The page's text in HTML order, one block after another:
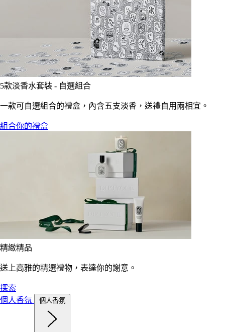
5款淡香水套裝 - 自選組合
一款可自選組合的禮盒，內含五支淡香，送禮自用兩相宜。
組合你的禮盒
精緻精品
送上高雅的精選禮物，表達你的謝意。
探索
個人香氛
個人香氛